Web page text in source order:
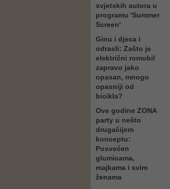
svjetskih autora u
programu 'Summer
Screen'
Ginu i djeca i
odrasli: Zašto je
električni romobil
zapravo jako
opasan, mnogo
opasniji od
bicikla?
Ove godine ZONA
party u nešto
drugačijem
konceptu:
Posvećen
glumicama,
majkama i svim
ženama